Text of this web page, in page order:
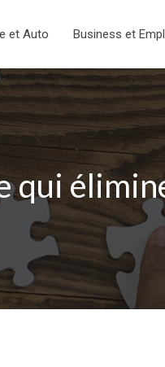
et Auto Business et
qui